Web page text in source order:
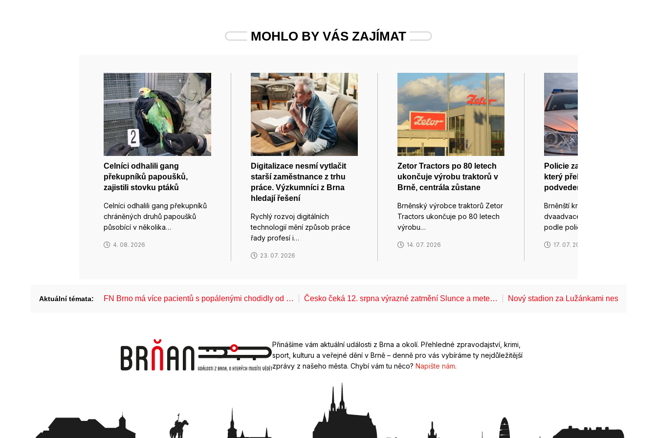
MOHLO BY VÁS ZAJÍMAT
Celníci odhalili gang
překupníků papoušků,
zajistili stovku ptáků
Celníci odhalili gang překupníků
chráněných druhů papoušků
působící v několika…
4. 08. 2026
Digitalizace nesmí vytlačit
starší zaměstnance z trhu
práce. Výzkumníci z Brna
hledají řešení
Rychlý rozvoj digitálních
technologií mění způsob práce
řady profesí i…
23. 07. 2026
Zetor Tractors po 80 letech
ukončuje výrobu traktorů v
Brně, centrála zůstane
Brněnský výrobce traktorů Zetor
Tractors ukončuje po 80 letech
výrobu…
14. 07. 2026
Policie zadržela cizince,
který přebíral peníze od
podvedených, je ve vazbě
Brněnští kriminalisté zadrželi
dvaadvacetiletého cizince, který
podle policie působil jako…
17. 07. 2026
Aktuální témata: FN Brno má více pacientů s popálenými chodidly od … Česko čeká 12. srpna výrazné zatmění Slunce a mete… Nový stadion za Lužánkami nesmí mít dle
Přinášíme vám aktuální události z Brna a okolí. Přehledné zpravodajství, krimi,
sport, kulturu a veřejné dění v Brně – denně pro vás vybíráme ty nejdůležitější
zprávy z našeho města. Chybí vám tu něco? Napište nám.